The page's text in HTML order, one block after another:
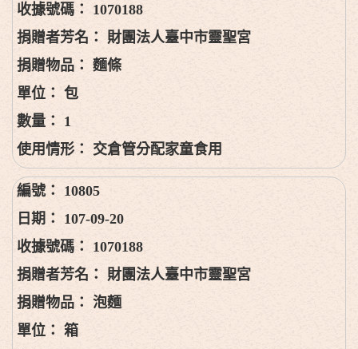
1070188
財團法人臺中市靈聖宮
麵條
包
1
交倉管分配家童食用
10805
107-09-20
1070188
財團法人臺中市靈聖宮
泡麵
箱